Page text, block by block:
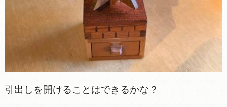
引出しを開けることはできるかな？